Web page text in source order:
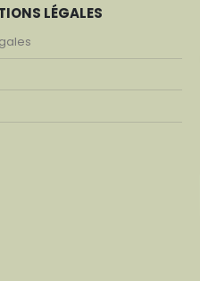
LÉGALES